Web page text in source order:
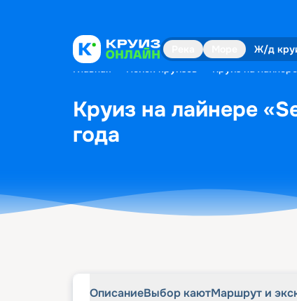
Ж/д
Главная Поиск круизов Круиз на
Круиз на лайнере
года
ОписаниеВыбор каютМаршрут и